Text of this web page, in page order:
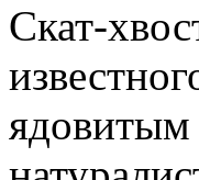
Скат-